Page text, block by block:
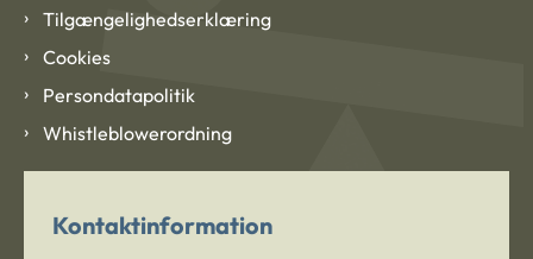
Tilgængelighedserklæring
Cookies
Persondatapolitik
Whistleblowerordning
Kontaktinformation